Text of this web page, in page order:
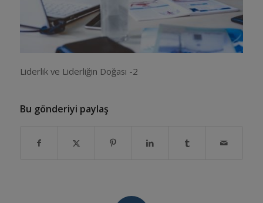
Liderlik ve Liderliğin Doğası -2
Bu gönderiyi paylaş